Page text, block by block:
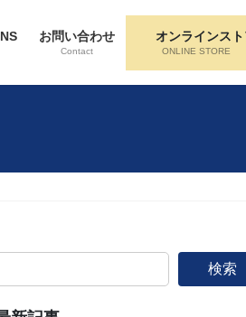
お問い合わせ
Contact
オンラインス
ONLINE STORE
検索